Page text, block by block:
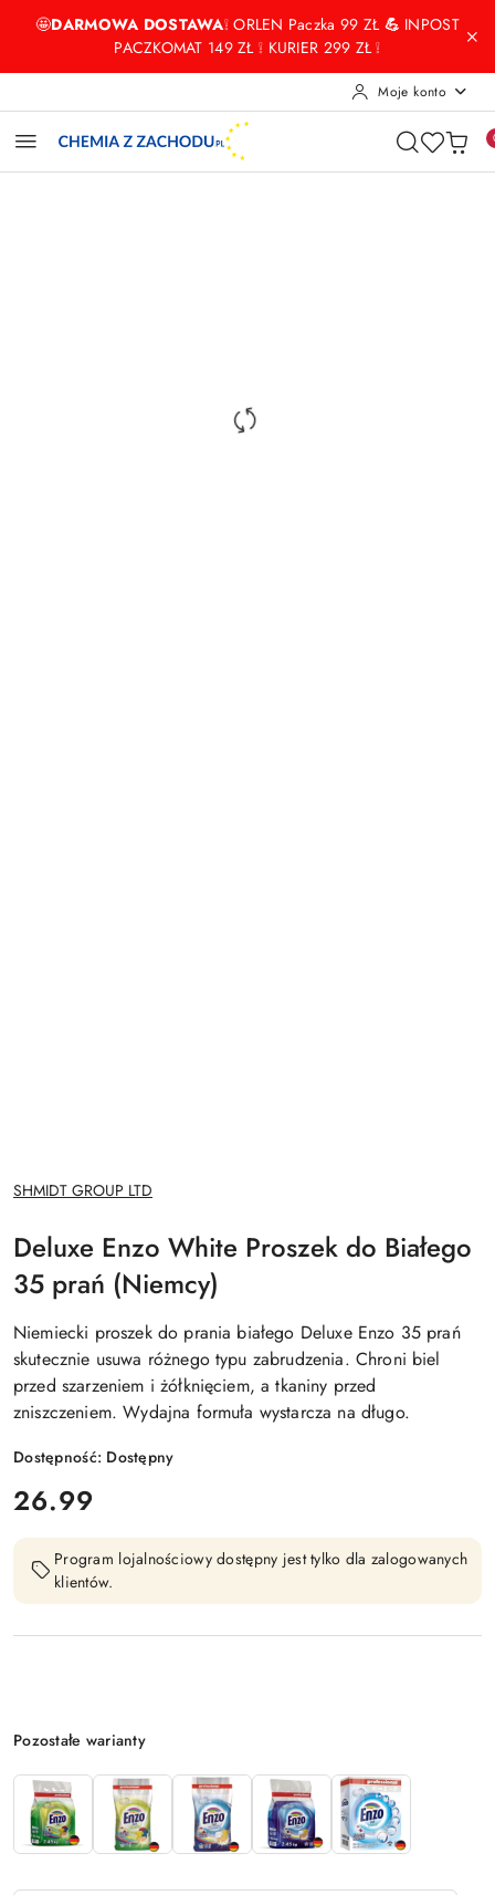
Przejdź do treści głównej
Przejdź do wyszukiwarki
Przejdź do moje konto
Przejdź do menu głównego
Przejdź do opisu produktu
Przejdź do stopki
🤩DARMOWA DOSTAWA❕ ORLEN Paczka 99 ZŁ💪 INPOST
PACZKOMAT 149 ZŁ ❕ KURIER 299 ZŁ ❕
Moje konto
NAZWA
PRODUCENTA:
SHMIDT GROUP LTD
Deluxe Enzo White Proszek do Białego
35 prań (Niemcy)
Niemiecki proszek do prania białego Deluxe Enzo 35 prań
skutecznie usuwa różnego typu zabrudzenia. Chroni biel
przed szarzeniem i żółknięciem, a tkaniny przed
zniszczeniem. Wydajna formuła wystarcza na długo.
Dostępność: Dostępny
cena:
26.99
Program lojalnościowy dostępny jest tylko dla zalogowanych
klientów.
Wariant
Pozostałe warianty